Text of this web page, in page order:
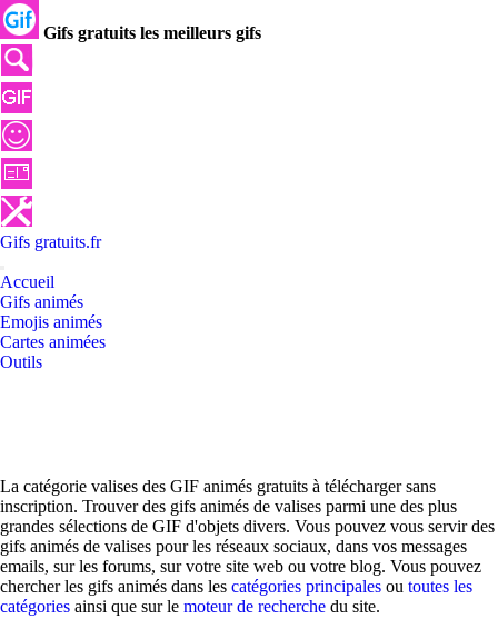
Gifs gratuits les meilleurs gifs
Gifs gratuits.fr
Accueil
Gifs animés
Emojis animés
Cartes animées
Outils
La catégorie valises des GIF animés gratuits à télécharger sans
inscription. Trouver des gifs animés de valises parmi une des plus
grandes sélections de GIF d'objets divers. Vous pouvez vous servir des
gifs animés de valises pour les réseaux sociaux, dans vos messages
emails, sur les forums, sur votre site web ou votre blog. Vous pouvez
chercher les gifs animés dans les catégories principales ou toutes les
catégories ainsi que sur le moteur de recherche du site.